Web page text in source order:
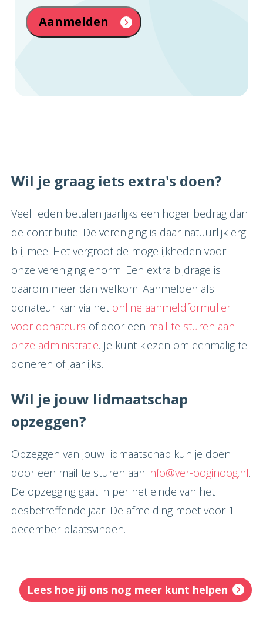
Aanmelden
Wil je graag iets extra's doen?
Veel leden betalen jaarlijks een hoger bedrag dan
de contributie. De vereniging is daar natuurlijk erg
blij mee. Het vergroot de mogelijkheden voor
onze vereniging enorm. Een extra bijdrage is
daarom meer dan welkom. Aanmelden als
donateur kan via het online aanmeldformulier
voor donateurs of door een mail te sturen aan
onze administratie. Je kunt kiezen om eenmalig te
doneren of jaarlijks.
Wil je jouw lidmaatschap
opzeggen?
Opzeggen van jouw lidmaatschap kun je doen
door een mail te sturen aan info@ver-ooginoog.nl.
De opzegging gaat in per het einde van het
desbetreffende jaar. De afmelding moet voor 1
december plaatsvinden.
Lees hoe jij ons nog meer kunt helpen